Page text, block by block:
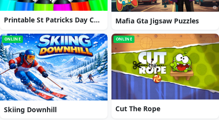
Printable St Patricks Day Coloring Pages Mafia Gta Jigsaw Puzzles
ONLINE
Skiing Downhill
ONLINE
Cut The Rope